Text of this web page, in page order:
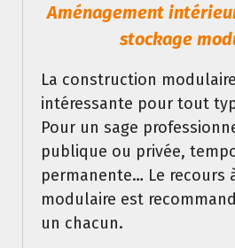
Aménagement
stockage
La construction
intéressante pour tout
Pour un sage
publique ou privée,
permanente… Le recours
modulaire est
un chacun.